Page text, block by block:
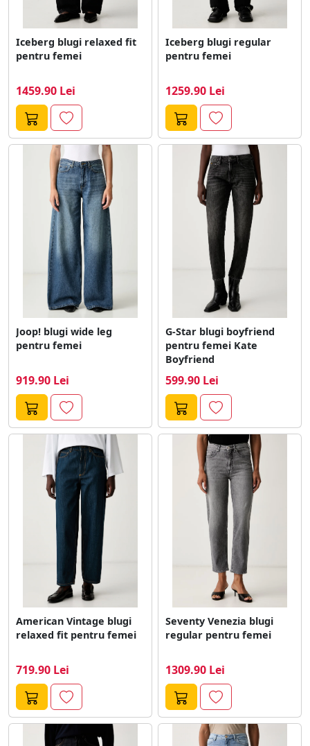
Iceberg blugi relaxed fit
pentru femei
1459.90 Lei
Iceberg blugi regular
pentru femei
1259.90 Lei
Joop! blugi wide leg
pentru femei
919.90 Lei
G-Star blugi boyfriend
pentru femei Kate
Boyfriend
599.90 Lei
American Vintage blugi
relaxed fit pentru femei
719.90 Lei
Seventy Venezia blugi
regular pentru femei
1309.90 Lei